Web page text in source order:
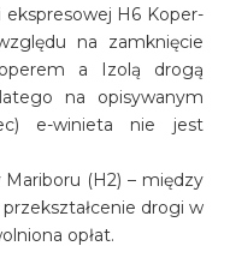
H6 Koper-
na zamknięcie
a Izolą drogą
na opisywanym
e-winieta nie jest
(H2) – między
drogi w
opłat.